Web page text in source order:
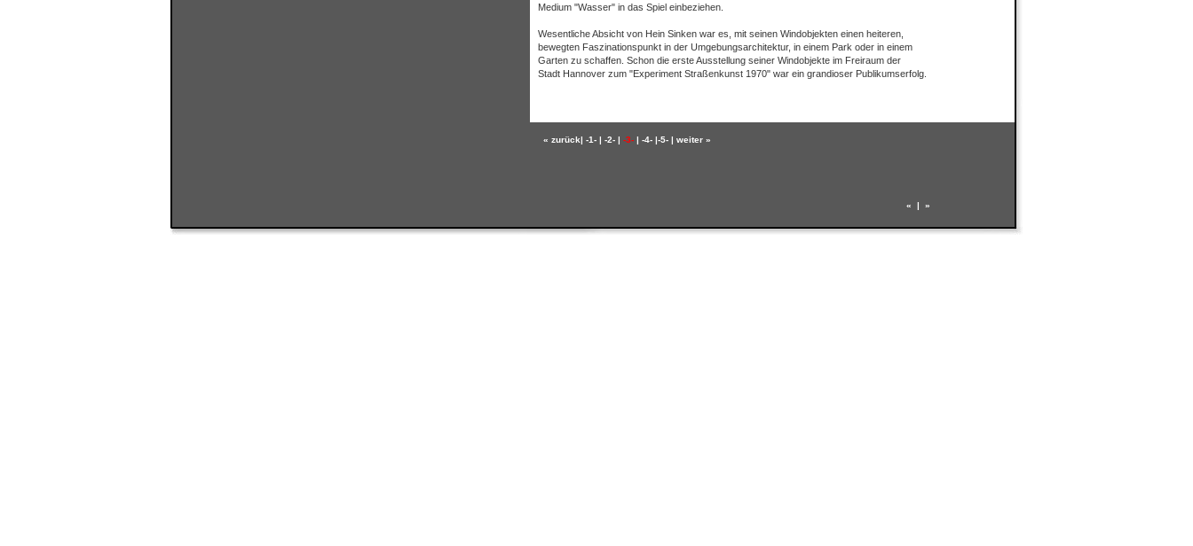
Medium "Wasser" in das Spiel einbeziehen.
Wesentliche Absicht von Hein Sinken war es, mit seinen Windobjekten einen heiteren,
bewegten Faszinationspunkt in der Umgebungsarchitektur, in einem Park oder in einem
Garten zu schaffen. Schon die erste Ausstellung seiner Windobjekte im Freiraum der
Stadt Hannover zum "Experiment Straßenkunst 1970" war ein grandioser Publikumserfolg.
« zurück| -1- | -2- | -3- | -4- |-5- | weiter »
« | »